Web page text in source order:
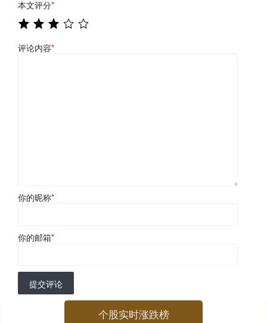
本文评分*
评论内容*
你的昵称*
你的邮箱*
提交评论
个股实时涨跌榜